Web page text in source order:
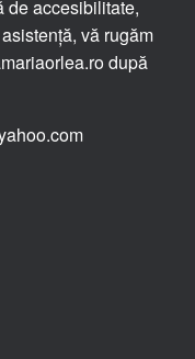
de accesibilitate,
vă rugăm
după